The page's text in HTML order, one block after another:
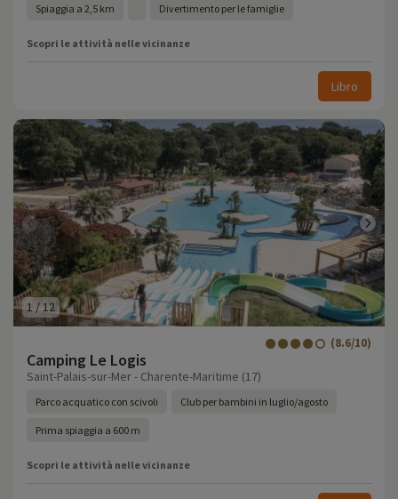
Spiaggia a 2,5 km Divertimento per le famiglie
Scopri le attività nelle vicinanze
Libro
1 /12
Camping Le Logis
(8.6/10)
Saint-Palais-sur-Mer - Charente-Maritime (17)
Parco acquatico con scivoli Club per bambini in luglio/agosto
Prima spiaggia a 600 m
Scopri le attività nelle vicinanze